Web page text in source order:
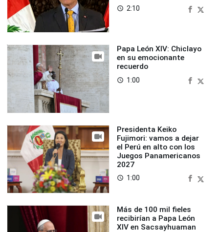
access_time 2:10
Papa León XIV: Chiclayo
en su emocionante
recuerdo
access_time 1:00
Presidenta Keiko
Fujimori: vamos a dejar
el Perú en alto con los
Juegos Panamericanos
2027
access_time 1:00
Más de 100 mil fieles
recibirían a Papa León
XIV en Sacsayhuaman